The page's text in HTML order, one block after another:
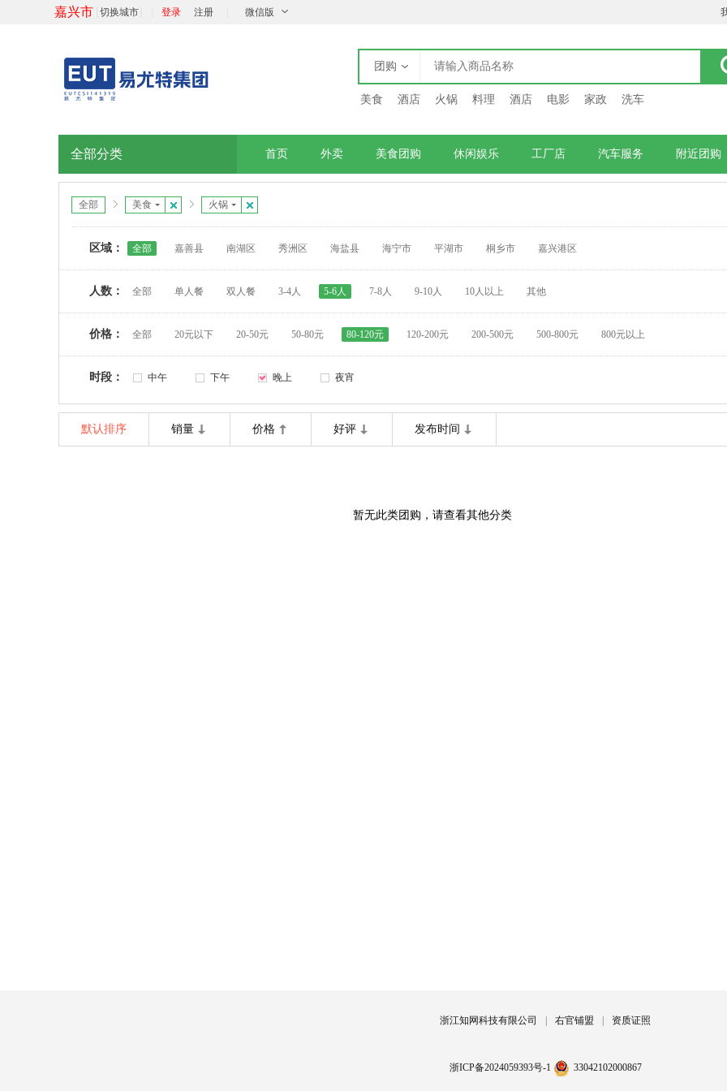
嘉兴市 切换城市 登录 注册 微信版
团购
美食 酒店 火锅 料理 酒店 电影 家政 洗车
全部分类 首页 外卖 美食团购 休闲娱乐 工厂店 汽车服务 附近团购
全部 美食 火锅
区域： 全部 嘉善县 南湖区 秀洲区 海盐县 海宁市 平湖市 桐乡市 嘉兴港区
人数： 全部 单人餐 双人餐 3-4人 5-6人 7-8人 9-10人 10人以上 其他
价格： 全部 20元以下 20-50元 50-80元 80-120元 120-200元 200-500元 500-800元 800元以上
时段： 中午 下午 晚上 夜宵
默认排序 销量 价格 好评 发布时间
暂无此类团购，请查看其他分类
浙江知网科技有限公司 右官铺盟 资质证照
浙ICP备2024059393号-1 33042102000867